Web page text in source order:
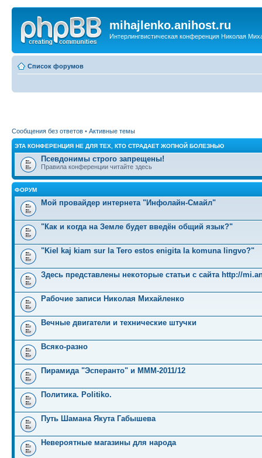
mihajlenko.anihost.ru
Интерлингвистическая конференция Николая
Список форумов
Сообщения без ответов • Активные темы
ЭТА КОНФЕРЕНЦИЯ НЕ ДЛЯ ТЕХ, КТО СТРАДАЕТ ЖОПНОЙ БОЛЕЗНЬЮ
Псевдонимы строго запрещены!
Правила конференции читайте здесь
ФОРУМ
Мой провайдер интернета "Инфолайн-Смайл"
"Как и когда на Земле будет введён общий язык?"
"Kiel kaj kiam sur la Tero estos enigita la komuna lingvo?"
Здесь представлены некоторые статьи с сайта http://
Рабочие записи Николая Михайленко
Вечные двигатели и технические штучки
Всяко-разно
Пирамида "Эсперанто" и MMM-2011/12
Политика. Politiko.
Путь Шамана Якута Габышева
Невероятные магазины для народа